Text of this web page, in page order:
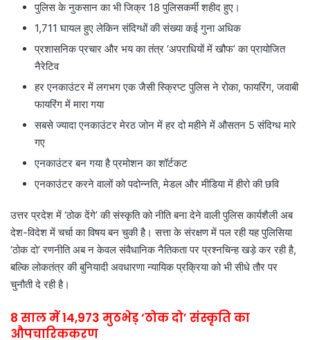
पुलिस के नुकसान का भी जिक्र 18 पुलिसकर्मी शहीद हुए।
1,711 घायल हुए लेकिन संदिग्धों की संख्या कई गुना अधिक
प्रशासनिक प्रचार और भय का तंत्र ‘अपराधियों में खौफ’ का प्रायोजित
नैरेटिव
हर एनकाउंटर में लगभग एक जैसी स्क्रिप्ट पुलिस ने रोका, फायरिंग, जवाबी
फायरिंग में मारा गया
सबसे ज्यादा एनकाउंटर मेरठ जोन में हर दो महीने में औसतन 5 संदिग्ध मारे
गए
एनकाउंटर बन गया है प्रमोशन का शॉर्टकट
एनकाउंटर करने वालों को पदोन्नति, मेडल और मीडिया में हीरो की छवि
उत्तर प्रदेश में ‘ठोक देंगे’ की संस्कृति को नीति बना देने वाली पुलिस कार्यशैली अब
देश-विदेश में चर्चा का विषय बन चुकी है। सत्ता के संरक्षण में पल रही यह पुलिसिया
‘ठोक दो’ रणनीति अब न केवल संवैधानिक नैतिकता पर प्रश्नचिन्ह खड़े कर रही है,
बल्कि लोकतंत्र की बुनियादी अवधारणा न्यायिक प्रक्रिया को भी सीधे तौर पर
चुनौती दे रही है।
8 साल में 14,973 मुठभेड़ ‘ठोक दो’ संस्कृति का
औपचारिककरण